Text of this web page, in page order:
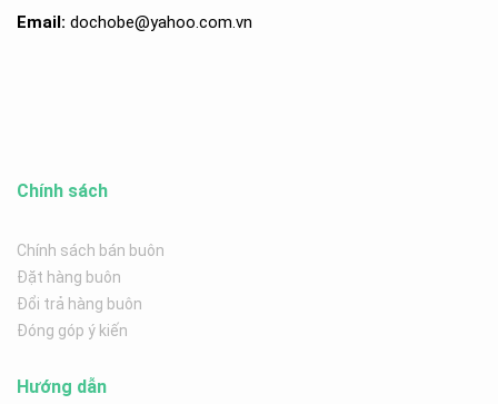
Email: dochobe@yahoo.com.vn
Chính sách
Chính sách bán buôn
Đặt hàng buôn
Đổi trả hàng buôn
Đóng góp ý kiến
Hướng dẫn